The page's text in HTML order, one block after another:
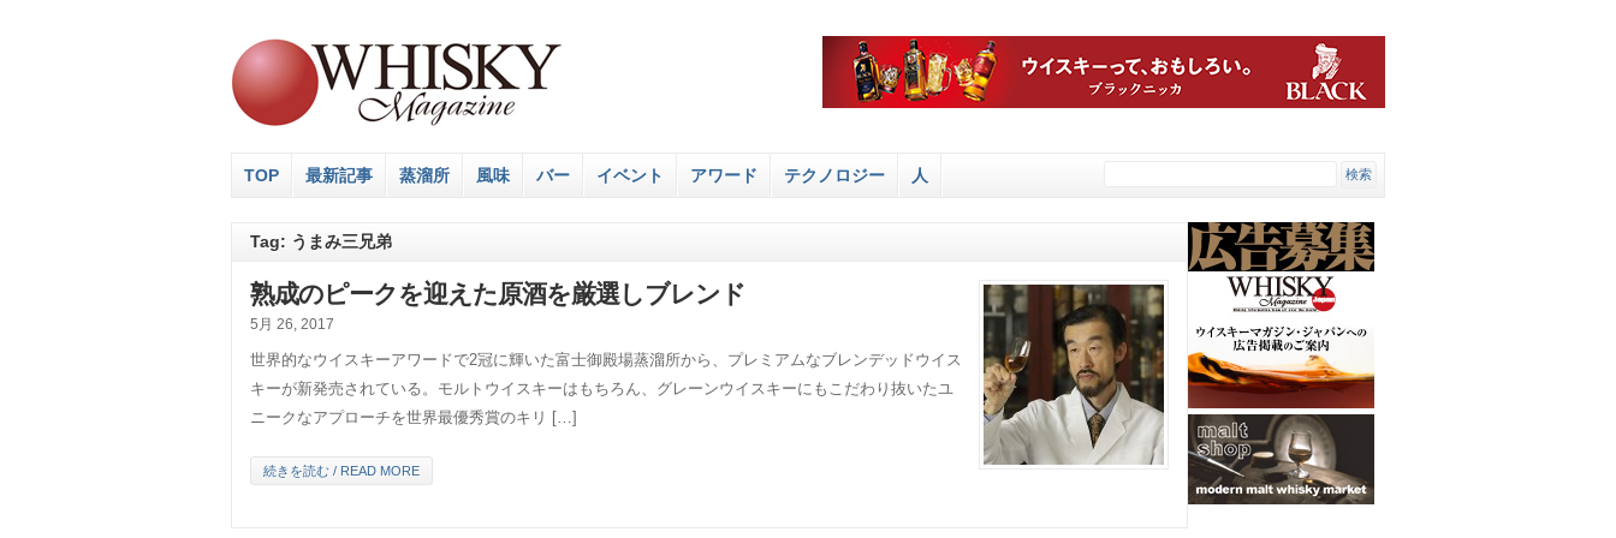
TOP 最新記事 蒸溜所 風味 バー イベント アワード テクノロジー 人
Tag: うまみ三兄弟
熟成のピークを迎えた原酒を厳選しブレンド
5月 26, 2017
世界的なウイスキーアワードで2冠に輝いた富士御殿場蒸溜所から、プレミアムなブレンデッドウイス
キーが新発売されている。モルトウイスキーはもちろん、グレーンウイスキーにもこだわり抜いたユ
ニークなアプローチを世界最優秀賞のキリ […]
続きを読む / READ MORE